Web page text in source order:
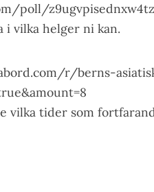
poll/z9ugvpisednxw4tz
i vilka helger ni kan.
r/berns-
vilka tider som